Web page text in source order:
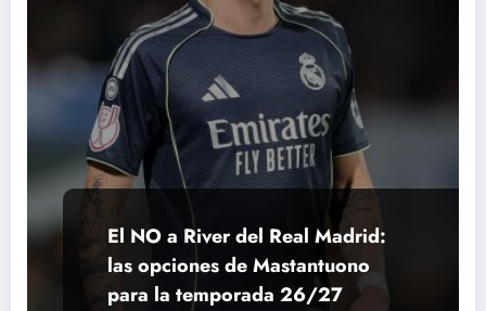
El NO a River del Real Madrid:
las opciones de Mastantuono
para la temporada 26/27